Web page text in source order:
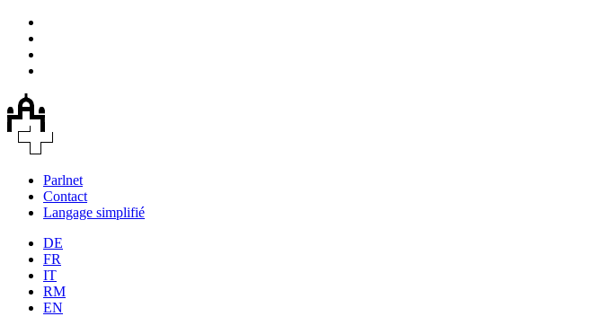
Parlnet
Contact
Langage simplifié
DE
FR
IT
RM
EN